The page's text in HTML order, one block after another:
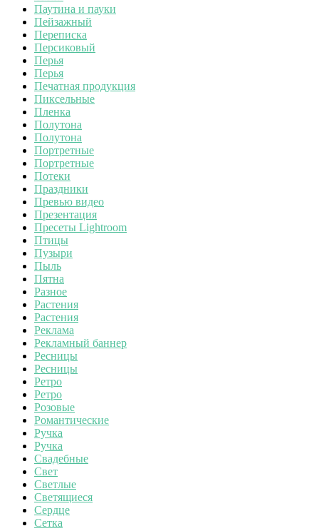
Паутина и пауки
Пейзажный
Переписка
Персиковый
Перья
Перья
Печатная продукция
Пиксельные
Пленка
Полутона
Полутона
Портретные
Портретные
Потеки
Праздники
Превью видео
Презентация
Пресеты Lightroom
Птицы
Пузыри
Пыль
Пятна
Разное
Растения
Растения
Реклама
Рекламный баннер
Ресницы
Ресницы
Ретро
Ретро
Розовые
Романтические
Ручка
Ручка
Свадебные
Свет
Светлые
Светящиеся
Сердце
Сетка